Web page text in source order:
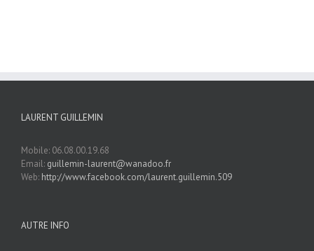
LAURENT GUILLEMIN
Mobile: 06.08.00.19.68
Email: guillemin-laurent@wanadoo.fr
Web: http://www.facebook.com/laurent.guillemin.509
AUTRE INFO